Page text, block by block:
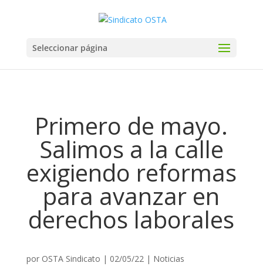
Seleccionar página
Primero de mayo.
Salimos a la calle
exigiendo reformas
para avanzar en
derechos laborales
por OSTA Sindicato | 02/05/22| Noticias